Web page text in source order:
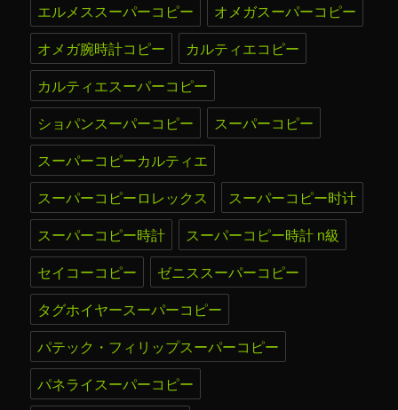
エルメススーパーコピー
オメガスーパーコピー
オメガ腕時計コピー
カルティエコピー
カルティエスーパーコピー
ショパンスーパーコピー
スーパーコピー
スーパーコピーカルティエ
スーパーコピーロレックス
スーパーコピー时计
スーパーコピー時計
スーパーコピー時計 n級
セイコーコピー
ゼニススーパーコピー
タグホイヤースーパーコピー
パテック・フィリップスーパーコピー
パネライスーパーコピー